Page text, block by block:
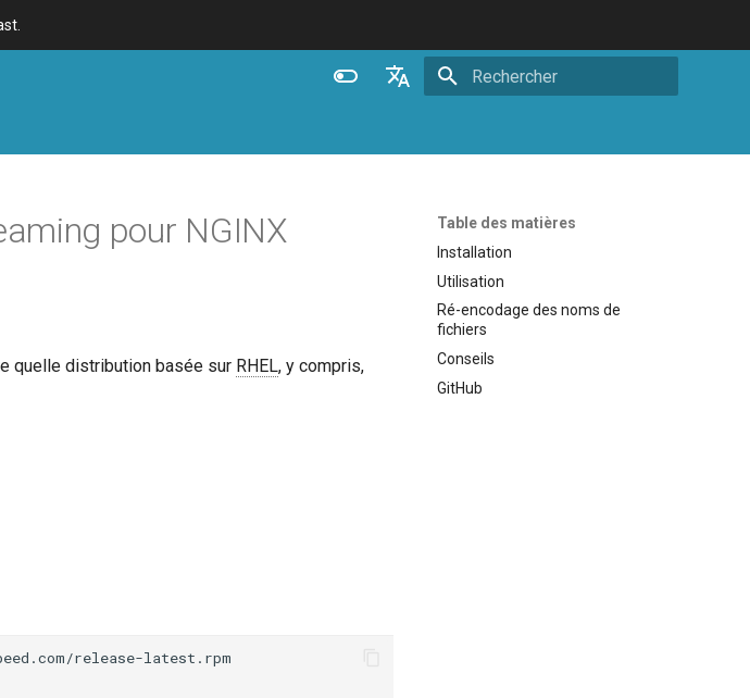
中文
Table des matières
Installation
Utilisation
Ré-encodage des noms de
fichiers
Conseils
GitHub
pour NGINX
quelle distribution basée sur RHEL, y compris,
release-latest.rpm